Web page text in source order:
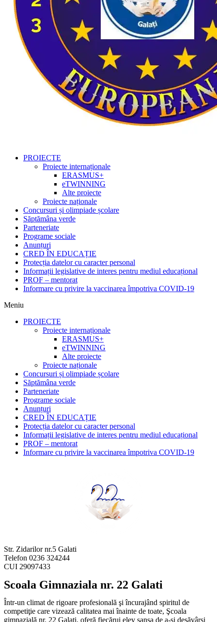
PROIECTE
Proiecte internaționale
ERASMUS+
eTWINNING
Alte proiecte
Proiecte naționale
Concursuri și olimpiade școlare
Săptămâna verde
Parteneriate
Programe sociale
Anunțuri
CRED ÎN EDUCAȚIE
Protecția datelor cu caracter personal
Informații legislative de interes pentru mediul educațional
PROF – mentorat
Informare cu privire la vaccinarea împotriva COVID-19
Meniu
PROIECTE
Proiecte internaționale
ERASMUS+
eTWINNING
Alte proiecte
Proiecte naționale
Concursuri și olimpiade școlare
Săptămâna verde
Parteneriate
Programe sociale
Anunțuri
CRED ÎN EDUCAȚIE
Protecția datelor cu caracter personal
Informații legislative de interes pentru mediul educațional
PROF – mentorat
Informare cu privire la vaccinarea împotriva COVID-19
Str. Zidarilor nr.5 Galati
Telefon 0236 324244
CUI 29097433
Scoala Gimnaziala nr. 22 Galati
Într-un climat de rigoare profesională şi încurajând spiritul de
competiţie care vizează calitatea mai înainte de toate, Şcoala
gimnazială nr. 22 Galaţi, oferă fiecărui elev şansa de a-şi desăvârşi